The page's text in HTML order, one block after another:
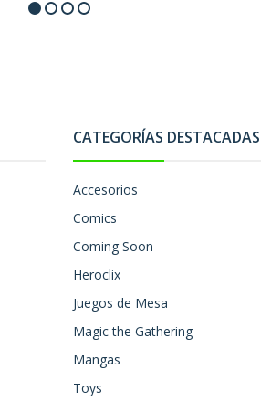
CATEGORÍAS DESTACADAS
Accesorios
Comics
Coming Soon
Heroclix
Juegos de Mesa
Magic the Gathering
Mangas
Toys